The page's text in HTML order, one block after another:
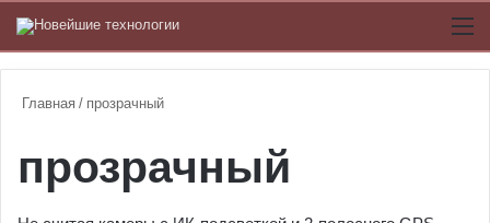
Главная / прозрачный
прозрачный